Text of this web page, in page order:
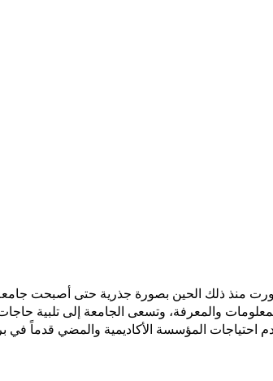
والمعرفة، وتسعى الجامعة إلى تلبية
احتياجات المؤسسة الأكاديمية والمضي قدماً في